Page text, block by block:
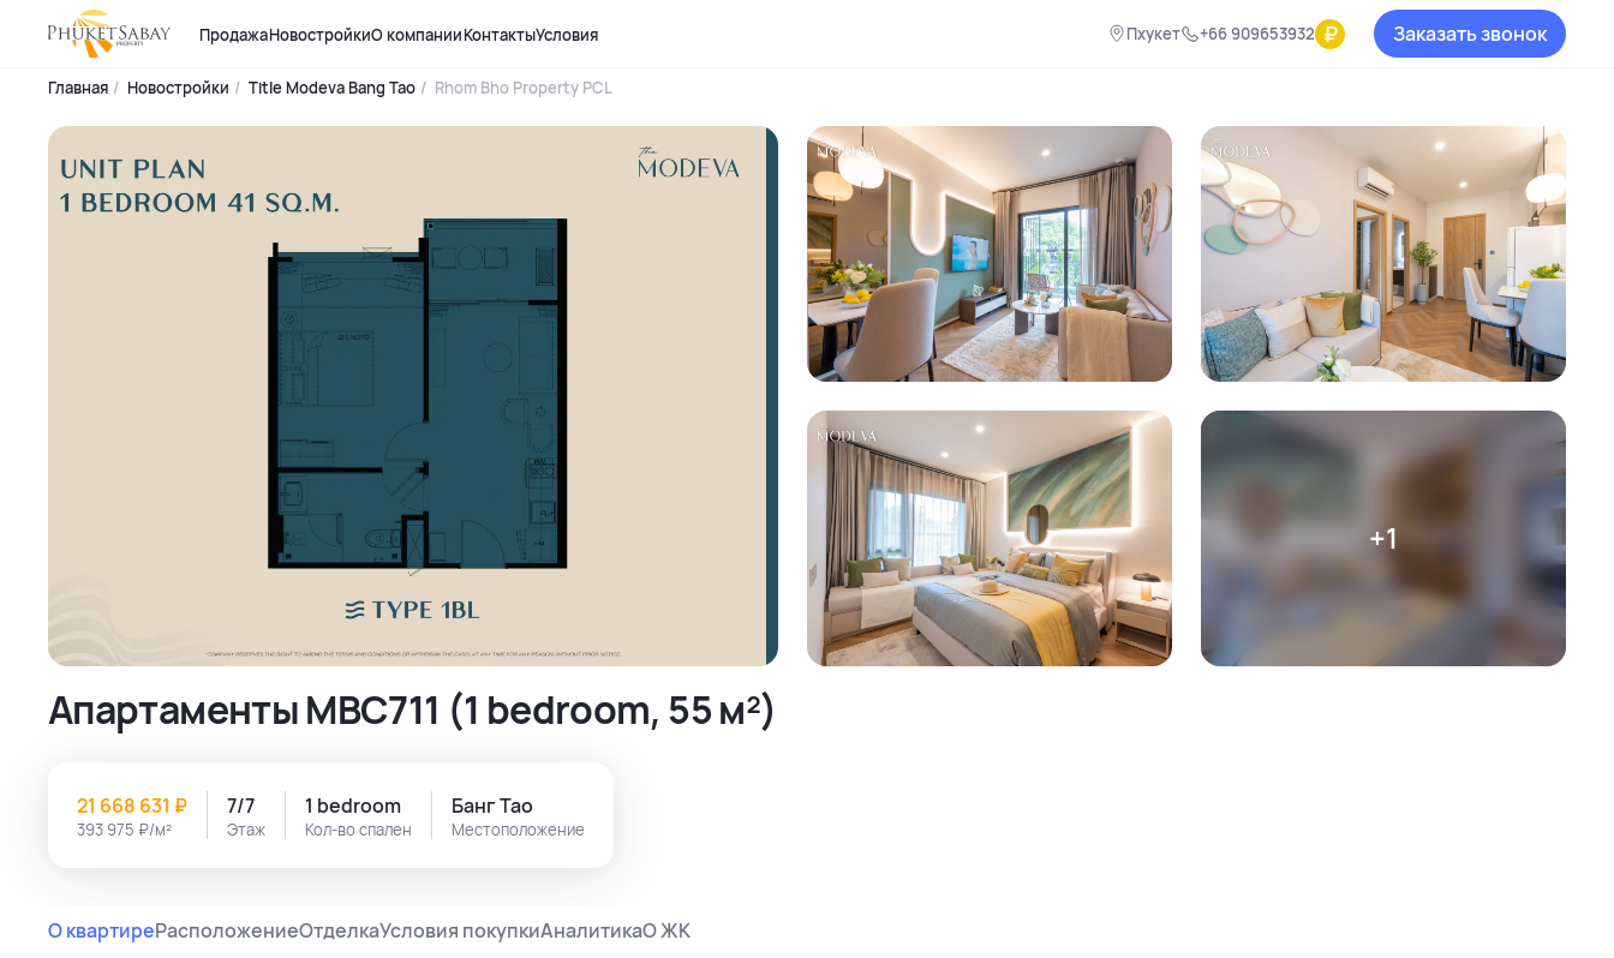
ПродажаНовостройкиО компанииКонтактыУсловия Пхукет +66 909653932 ₽ Заказать звонок
Главная Новостройки Title Modeva Bang Tao Rhom Bho Property PCL
+1
Апартаменты MBC711 (1 bedroom, 55 м²)
393 975 ₽/м²
21 668 631 ₽
Этаж
7/7
Кол-во спален
1 bedroom
Местоположение
Банг Тао
О квартиреРасположениеОтделкаУсловия покупкиАналитикаО ЖК